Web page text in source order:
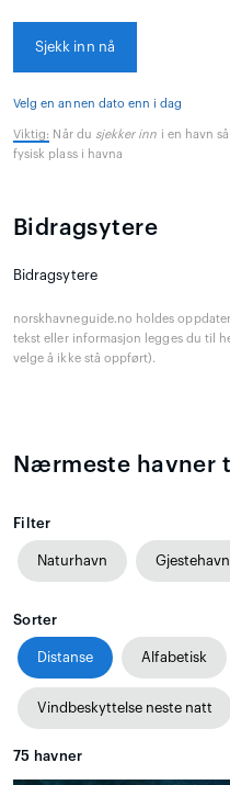
Sjekk inn nå
Velg en annen dato enn i dag
Viktig: Når du sjekker inn i en havn
fysisk plass i havna
Bidragsytere
Bidragsytere
norskhavneguide.no holdes
tekst eller informasjon legges du til
velge å ikke stå oppført).
Nærmeste havner
Filter
Naturhavn Gjestehavn
Sorter
Distanse Alfabetisk
Vindbeskyttelse neste natt
75 havner